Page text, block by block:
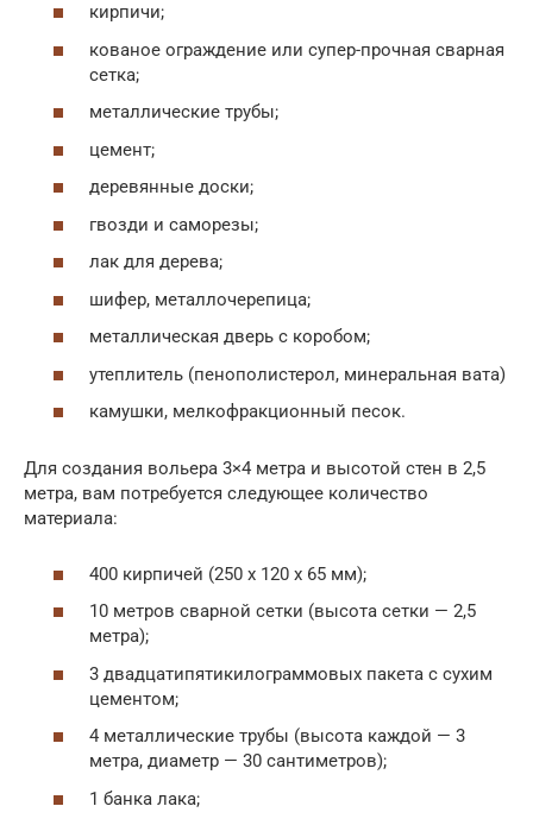
кирпичи;
кованое ограждение или супер-прочная сварная
сетка;
металлические трубы;
цемент;
деревянные доски;
гвозди и саморезы;
лак для дерева;
шифер, металлочерепица;
металлическая дверь с коробом;
утеплитель (пенополистерол, минеральная вата)
камушки, мелкофракционный песок.
Для создания вольера 3×4 метра и высотой стен в 2,5
метра, вам потребуется следующее количество
материала:
400 кирпичей (250 х 120 х 65 мм);
10 метров сварной сетки (высота сетки — 2,5
метра);
3 двадцатипятикилограммовых пакета с сухим
цементом;
4 металлические трубы (высота каждой — 3
метра, диаметр — 30 сантиметров);
1 банка лака;